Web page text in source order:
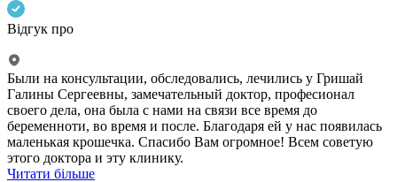
Відгук про
Были на консультации, обследовались, лечились у Гришай
Галины Сергеевны, замечательный доктор, професионал
своего дела, она была с нами на связи все время до
беременноти, во время и после. Благодаря ей у нас появилась
маленькая крошечка. Спасибо Вам огромное! Всем советую
этого доктора и эту клинику.
Читати більше